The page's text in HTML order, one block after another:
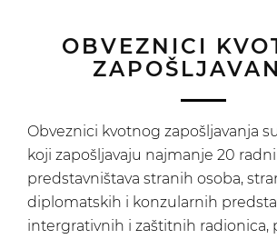
OBVEZNICI
Obveznici kvotnog zapošljavanja
koji zapošljavaju najmanje 20
predstavništava stranih osoba,
diplomatskih i konzularnih
intergrativnih i zaštitnih radionica,